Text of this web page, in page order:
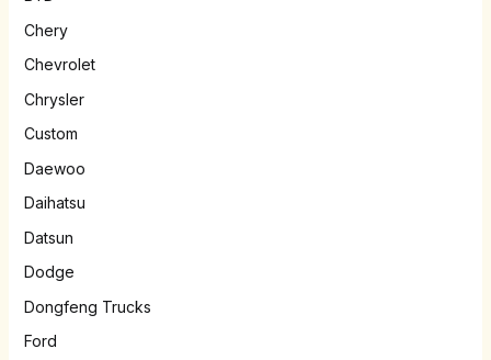
Chery
Chevrolet
Chrysler
Custom
Daewoo
Daihatsu
Datsun
Dodge
Dongfeng Trucks
Ford